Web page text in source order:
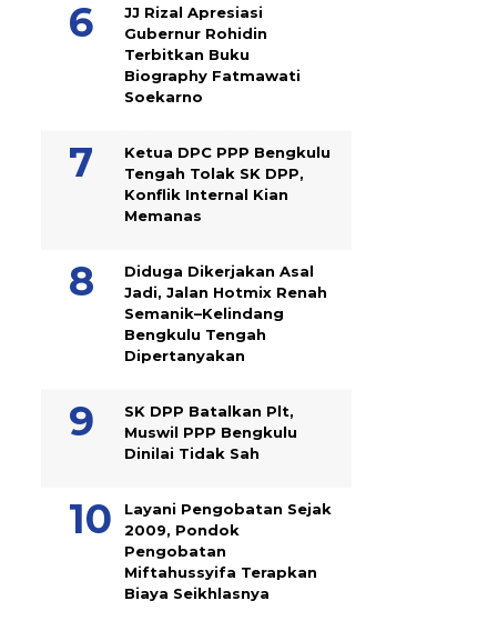
JJ Rizal Apresiasi
Gubernur Rohidin
Terbitkan Buku
Biography Fatmawati
Soekarno
Ketua DPC PPP Bengkulu
Tengah Tolak SK DPP,
Konflik Internal Kian
Memanas
Diduga Dikerjakan Asal
Jadi, Jalan Hotmix Renah
Semanik–Kelindang
Bengkulu Tengah
Dipertanyakan
SK DPP Batalkan Plt,
Muswil PPP Bengkulu
Dinilai Tidak Sah
Layani Pengobatan Sejak
2009, Pondok
Pengobatan
Miftahussyifa Terapkan
Biaya Seikhlasnya